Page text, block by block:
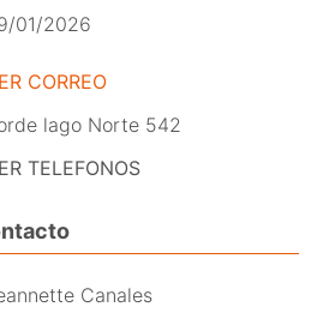
01/2026
CORREO
lago Norte 542
TELEFONOS
Canales